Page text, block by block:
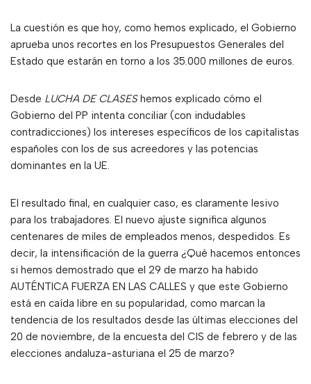
La cuestión es que hoy, como hemos explicado, el Gobierno
aprueba unos recortes en los Presupuestos Generales del
Estado que estarán en torno a los 35.000 millones de euros.
Desde LUCHA DE CLASEShemos explicado cómo el
Gobierno del PP intenta conciliar (con indudables
contradicciones) los intereses específicos de los capitalistas
españoles con los de sus acreedores y las potencias
dominantes en la UE.
El resultado final, en cualquier caso, es claramente lesivo
para los trabajadores. El nuevo ajuste significa algunos
centenares de miles de empleados menos, despedidos. Es
decir, la intensificación de la guerra ¿Qué hacemos entonces
si hemos demostrado que el 29 de marzo ha habido
AUTÉNTICA FUERZA EN LAS CALLES y que este Gobierno
está en caída libre en su popularidad, como marcan la
tendencia de los resultados desde las últimas elecciones del
20 de noviembre, de la encuesta del CIS de febrero y de las
elecciones andaluza-asturiana el 25 de marzo?